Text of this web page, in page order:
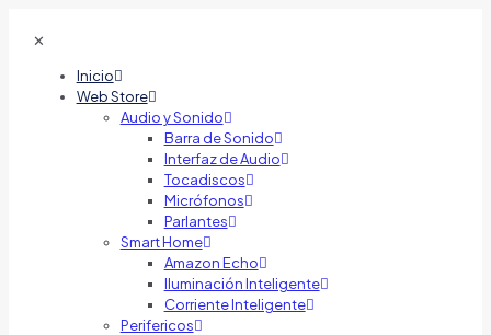
✕
Inicio
Web Store
Audio y Sonido
Barra de Sonido
Interfaz de Audio
Tocadiscos
Micrófonos
Parlantes
Smart Home
Amazon Echo
Iluminación Inteligente
Corriente Inteligente
Perifericos